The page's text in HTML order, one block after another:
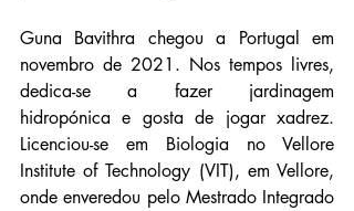
Guna Bavithra chegou a Portugal em
novembro de 2021. Nos tempos livres,
dedica-se a fazer jardinagem
hidropónica e gosta de jogar xadrez.
Licenciou-se em Biologia no Vellore
Institute of Technology (VIT), em Vellore,
onde enveredou pelo Mestrado Integrado